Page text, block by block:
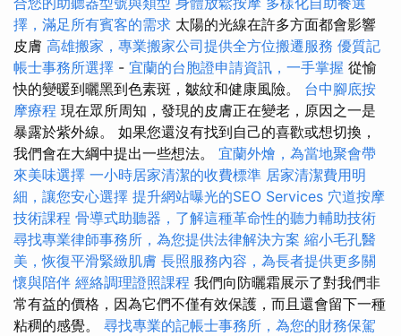
擇，滿足所有賓客的需求 太陽的光線在許多方面都會影響
皮膚 高雄搬家，專業搬家公司提供全方位搬遷服務 優質記
帳士事務所選擇 - 宜蘭的台胞證申請資訊，一手掌握 從愉
快的變暖到曬黑到色素斑，皺紋和健康風險。 台中腳底按
摩療程 現在眾所周知，發現的皮膚正在變老，原因之一是
暴露於紫外線。 如果您還沒有找到自己的喜歡或想切換，
我們會在大綱中提出一些想法。 宜蘭外燴，為當地聚會帶
來美味選擇 一小時居家清潔的收費標準 居家清潔費用明
細，讓您安心選擇 提升網站曝光的SEO Services 穴道按摩
技術課程 骨導式助聽器，了解這種革命性的聽力輔助技術
尋找專業律師事務所，為您提供法律解決方案 縮小毛孔醫
美，恢復平滑緊緻肌膚 長照服務內容，為長者提供更多關
懷與陪伴 經絡調理證照課程 我們向防曬霜展示了對我們非
常有益的價格，因為它們不僅有效保護，而且還會留下一種
粘稠的感覺。 尋找專業的記帳士事務所，為您的財務保駕